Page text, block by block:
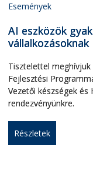
Események
AI eszközök
vállalkozásoknak
Tisztelettel
Fejlesztési
Vezetői készségek és
rendezvényünkre.
Részletek